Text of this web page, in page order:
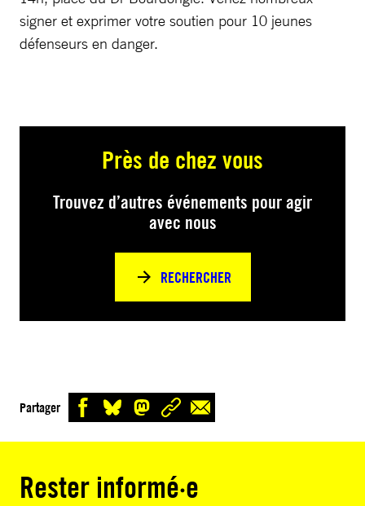
signer et exprimer votre soutien pour 10 jeunes
défenseurs en danger.
Près de chez vous
Trouvez d’autres événements pour agir
avec nous
RECHERCHER
Partager
Rester informé·e